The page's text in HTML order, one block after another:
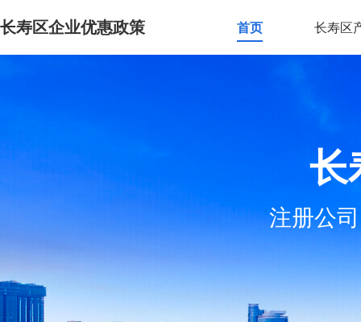
长寿区企业优惠政策 首页 长寿区
长
注册公